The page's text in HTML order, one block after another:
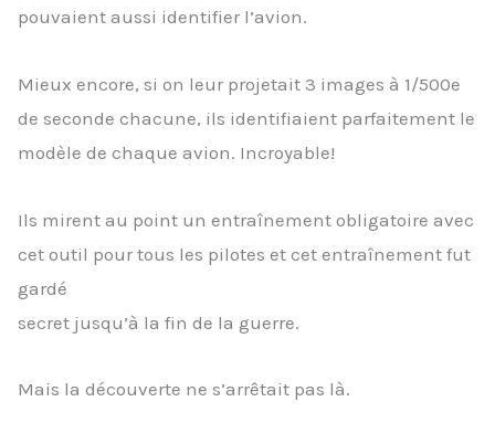
pouvaient aussi identifier l’avion.
Mieux encore, si on leur projetait 3 images à 1/500e
de seconde chacune, ils identifiaient parfaitement le
modèle de chaque avion. Incroyable!
Ils mirent au point un entraînement obligatoire avec
cet outil pour tous les pilotes et cet entraînement fut
gardé
secret jusqu’à la fin de la guerre.
Mais la découverte ne s’arrêtait pas là.